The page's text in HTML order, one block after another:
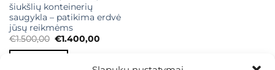
šiukšlių konteinerių
saugykla – patikima erdvė
jūsų reikmėms
€1.500,00 Original
was:
€1.400,00Current